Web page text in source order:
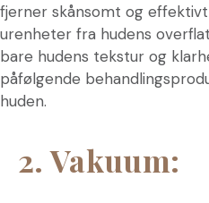
fjerner skånsomt og
urenheter fra hudens
bare hudens tekstur og
påfølgende
huden.
2. Vakuum: